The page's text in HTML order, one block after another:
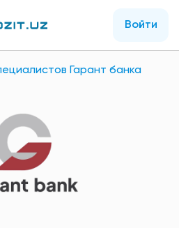
Войти
Гарант банка